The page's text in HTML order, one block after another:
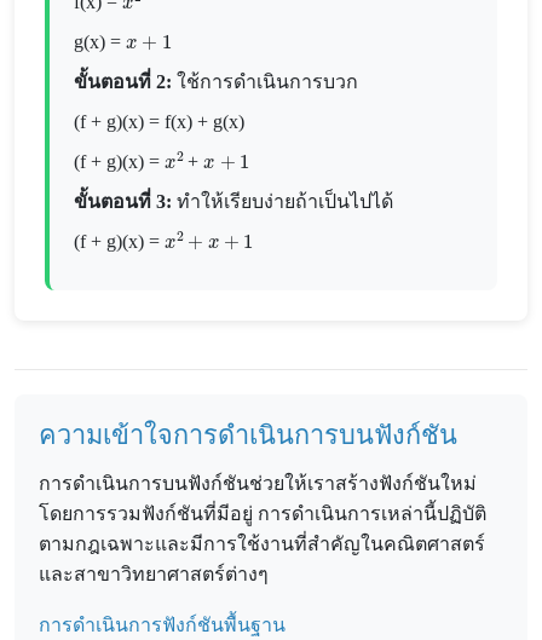
g(x) = 1
ขั้นตอนที่ 2: ใช้การดำเนินการบวก
(f + g)(x) = f(x) + g(x)
(f + g)(x) =
2+ 1
ขั้นตอนที่ 3: ทำให้เรียบง่ายถ้าเป็นไปได้
(f + g)(x) =
2 + 1
ความเข้าใจการดำเนินการบนฟังก์ชัน
การดำเนินการบนฟังก์ชันช่วยให้เราสร้างฟังก์ชันใหม่
โดยการรวมฟังก์ชันที่มีอยู่ การดำเนินการเหล่านี้ปฏิบัติ
ตามกฎเฉพาะและมีการใช้งานที่สำคัญในคณิตศาสตร์
และสาขาวิทยาศาสตร์ต่างๆ
การดำเนินการฟังก์ชันพื้นฐาน